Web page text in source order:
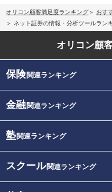
オリコン顧客満足度ランキング おす
ネット証券の情報・分析ツールラン
オリコン顧
保険関連ランキング
金融関連ランキング
塾関連ランキング
スクール関連ランキング